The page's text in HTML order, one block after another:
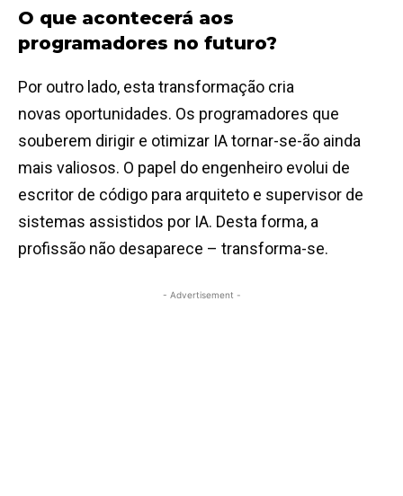
O que acontecerá aos
programadores no futuro?
Por outro lado, esta transformação cria
novas oportunidades. Os programadores que
souberem dirigir e otimizar IA tornar-se-ão ainda
mais valiosos. O papel do engenheiro evolui de
escritor de código para arquiteto e supervisor de
sistemas assistidos por IA. Desta forma, a
profissão não desaparece – transforma-se.
- Advertisement -